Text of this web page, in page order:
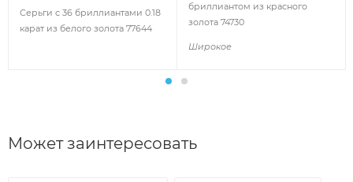
Серьги с 36 бриллиантами 0.18
карат из белого золота 77644
бриллиантом из красного
золота 74730
Широкое
Может заинтересовать